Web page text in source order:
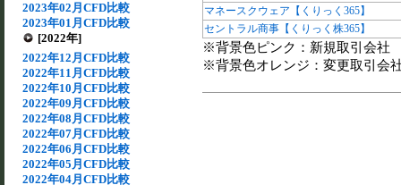
2023年02月CFD比較
2023年01月CFD比較
[2022年]
2022年12月CFD比較
2022年11月CFD比較
2022年10月CFD比較
2022年09月CFD比較
2022年08月CFD比較
2022年07月CFD比較
2022年06月CFD比較
2022年05月CFD比較
2022年04月CFD比較
マネースクウェア【くりっく365】
セントラル商事【くりっく株365】
※背景色ピンク：新規取引会社
※背景色オレンジ：変更取引会